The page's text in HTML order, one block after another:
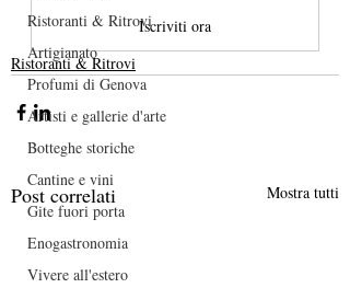
Ristoranti & Ritrovi
Artigianato
Profumi di Genova
Artisti e gallerie d'arte
Botteghe storiche
Cantine e vini
Gite fuori porta
Enogastronomia
Vivere all'estero
Iscriviti ora
Ristoranti & Ritrovi
Post correlati Mostra tutti